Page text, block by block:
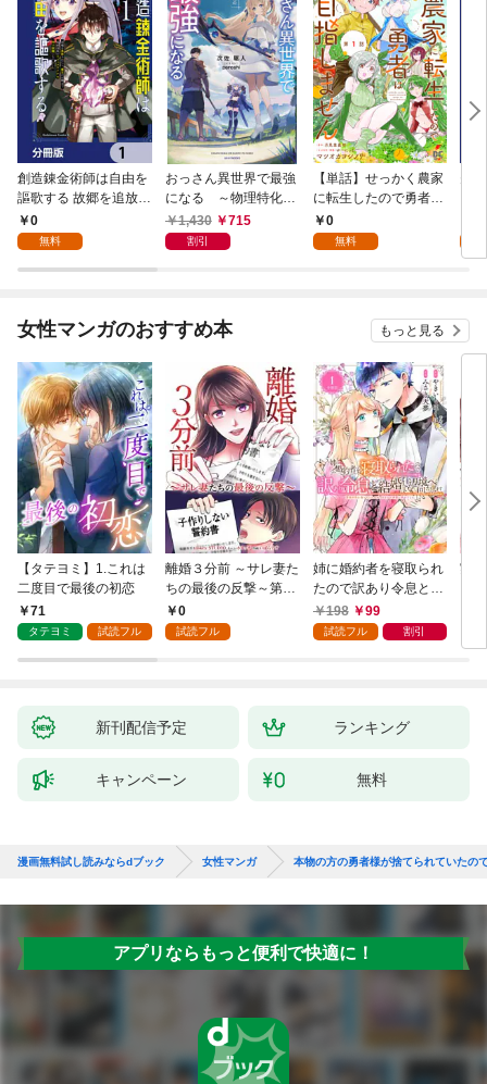
創造錬金術師は自由を
謳歌する 故郷を追放さ
れたら、魔王のお膝元
で超絶効果のマジック
りました【分冊版】
0
無料
おっさん異世界で最強
になる ～物理特化の
覚醒者～
1,430 715
割引
【単話】せっかく農家
に転生したので勇者は
目指しません【第1
話】
0
無料
女性マンガのおすすめ本 もっと見る
【タテヨミ】1.これは
二度目で最後の初恋
71
タテヨミ 試読フル
離婚３分前 ～サレ妻た
ちの最後の反撃～第1
話0
試読フル
姉に婚約者を寝取られ
たので訳あり令息と結
婚して辺境へと向かい
ます ～苦労の先に待っ
198 99
試読フル 割引
実
新刊配信予定 ランキング
キャンペーン 無料
漫画無料試し読みならdブック 女性マンガ 本物の方の勇者様が捨てられていたの
アプリならもっと便利で快適に！